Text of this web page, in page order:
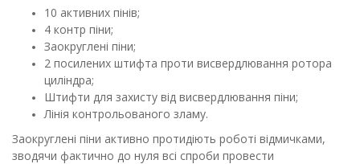
10 активних пінів;
4 контр піни;
Заокруглені піни;
2 посилених штифта проти висвердлювання ротора
циліндра;
Штифти для захисту від висвердлювання піни;
Лінія контрольованого зламу.
Заокруглені піни активно протидіють роботі відмичками,
зводячи фактично до нуля всі спроби провести